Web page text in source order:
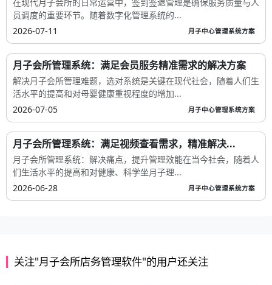
在现代月子会所的日常运营中，签到签退管理是确保服务质量与人
员调度的重要环节。随着数字化管理系统的...
2026-07-11
月子中心管理系统方案
月子会所管理系统：满足会员服务精准需求的解决方案
解决月子会所管理难题，选对系统是关键在现代社会，随着人们生
活水平的提高和对母婴健康重视程度的增加...
2026-07-05
月子中心管理系统方案
月子会所管理系统：满足视频查看需求，精准解决...
月子会所管理系统：解决痛点，提升管理效能在当今社会，随着人
们生活水平的提高和对健康、科学坐月子理...
2026-06-28
月子中心管理系统方案
关注"月子会所店务管理软件"的用户还关注